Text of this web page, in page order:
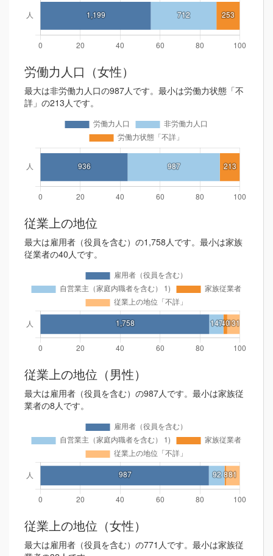
労働力人口（女性）
最大は非労働力人口の987人です。最小は労働力状態「不
詳」の213人です。
従業上の地位
最大は雇用者（役員を含む）の1,758人です。最小は家族
従業者の40人です。
従業上の地位（男性）
最大は雇用者（役員を含む）の987人です。最小は家族従
業者の8人です。
従業上の地位（女性）
最大は雇用者（役員を含む）の771人です。最小は家族従